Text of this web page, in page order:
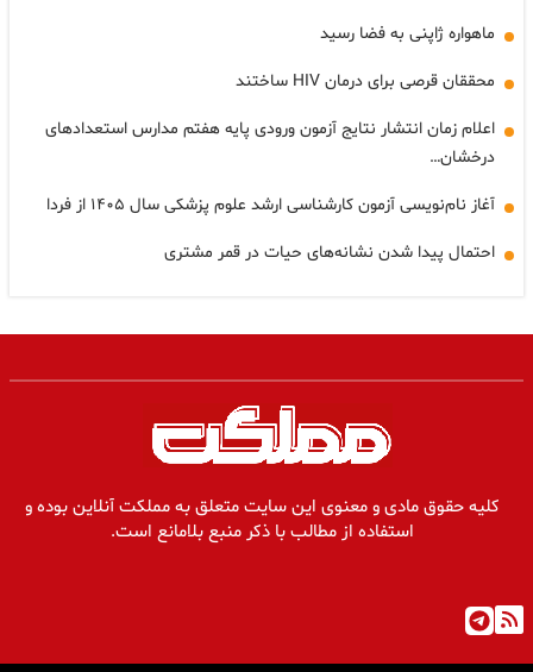
ماهواره ژاپنی به فضا رسید
محققان قرصی برای درمان HIV ساختند
اعلام زمان انتشار نتایج آزمون ورودی پایه هفتم مدارس استعدادهای
درخشان…
آغاز نام‌نویسی آزمون کارشناسی ارشد علوم پزشکی سال ۱۴۰۵ از فردا
احتمال پیدا شدن نشانه‌های حیات در قمر مشتری
کلیه حقوق مادی و معنوی این سایت متعلق به مملکت آنلاین بوده و
استفاده از مطالب با ذکر منبع بلامانع است.